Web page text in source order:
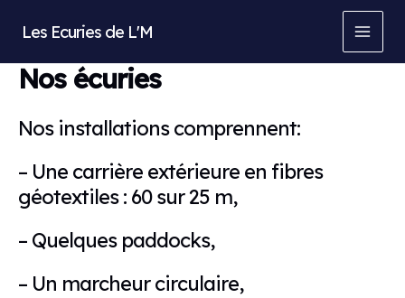
contenu
Les Ecuries de L'M
Nos écuries
Nos installations comprennent:
– Une carrière extérieure en fibres
géotextiles : 60 sur 25 m,
– Quelques paddocks,
– Un marcheur circulaire,